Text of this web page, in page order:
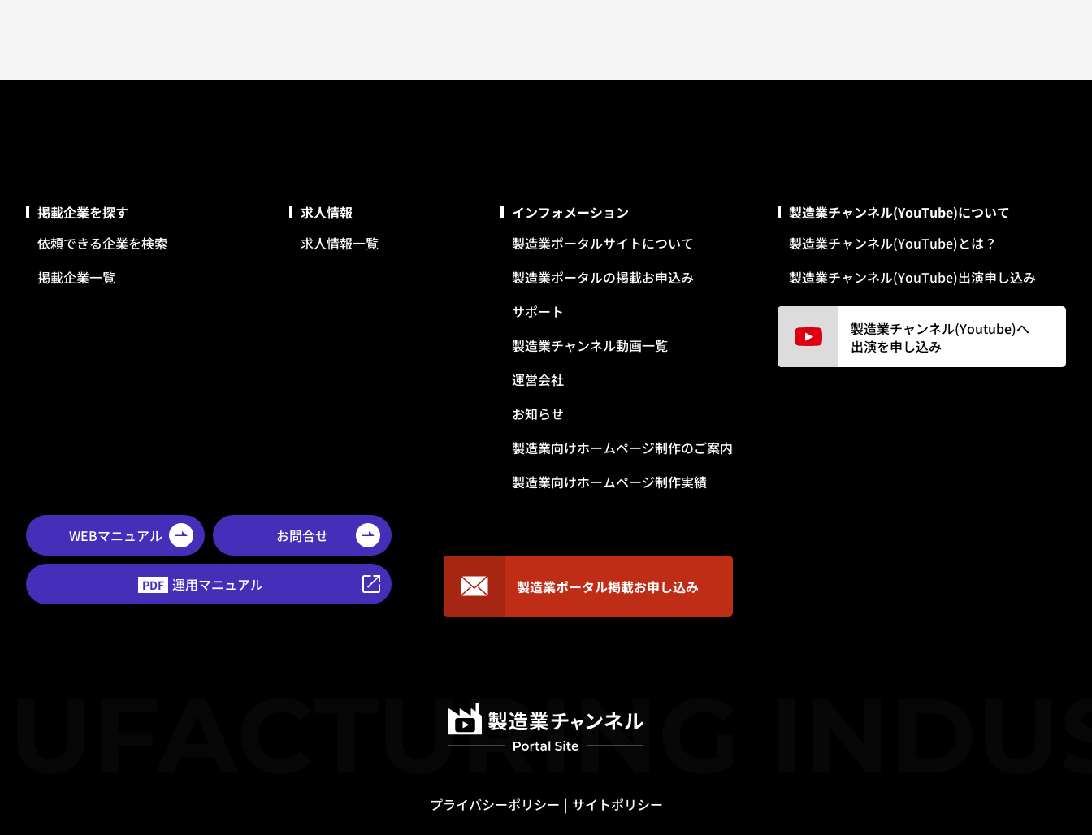
掲載企業を探す
依頼できる企業を検索
掲載企業一覧
求人情報
求人情報一覧
インフォメーション
製造業ポータルサイトについて
製造業ポータルの掲載お申込み
サポート
製造業チャンネル動画一覧
運営会社
お知らせ
製造業向けホームページ制作のご案内
製造業向けホームページ制作実績
WEBマニュアル お問合せ
PDF 運用マニュアル 製造業ポータル掲載お申し込み
製造業チャンネル(YouTube)について
製造業チャンネル(YouTube)とは？
製造業チャンネル(YouTube)出演申し込み
製造業チャンネル(Youtube)へ
出演を申し込み
プライバシーポリシー サイトポリシー